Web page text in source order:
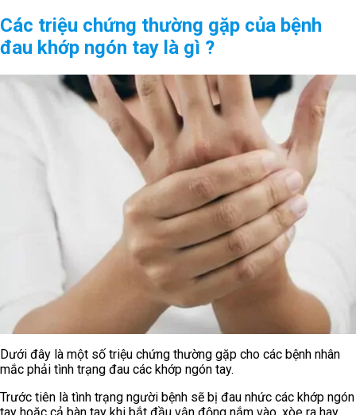
Các triệu chứng thường gặp của bệnh
đau khớp ngón tay là gì ?
Dưới đây là một số triệu chứng thường gặp cho các bệnh nhân
mắc phải tình trạng đau các khớp ngón tay.
Trước tiên là tình trạng người bệnh sẽ bị đau nhức các khớp ngón